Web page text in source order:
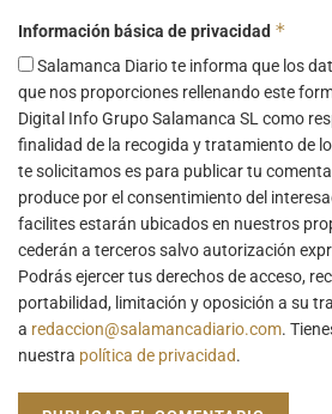
Información básica de privacidad *
Salamanca Diario te informa que los
que nos proporciones rellenando este
Digital Info Grupo Salamanca SL como
finalidad de la recogida y tratamiento de
te solicitamos es para publicar tu
produce por el consentimiento del
facilites estarán ubicados en nuestros
cederán a terceros salvo autorización
Podrás ejercer tus derechos de acceso,
portabilidad, limitación y oposición a su
a redaccion@salamancadiario.com.
nuestra política de privacidad.